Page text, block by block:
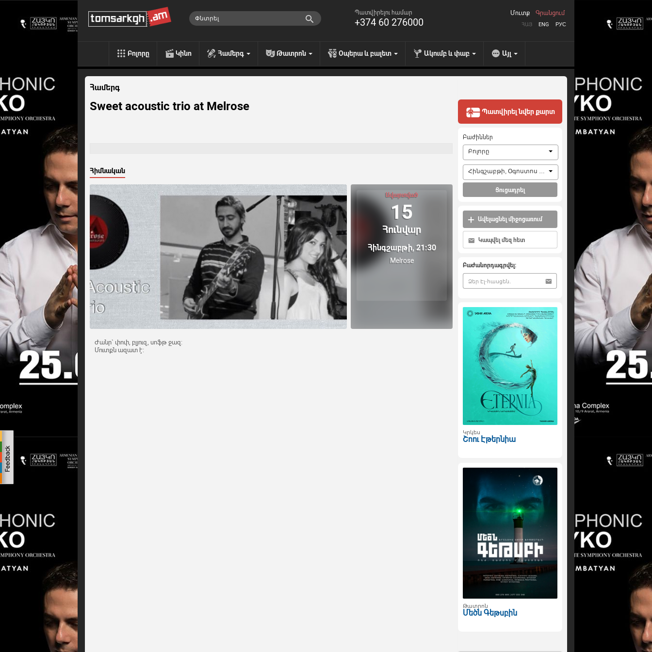
Պատվիրելու համար
+374 60 276000 ՀԱՅ ENG РУС
Մուտք Գրանցում
Բոլորը Կինո Համերգ Թատրոն Օպերա և բալետ Ակումբ և փաբ Այլ
Համերգ
Sweet acoustic trio at Melrose
Հիմնական
Ավարտված
15
Հունվար
Հինգշաբթի, 21:30
Melrose
Ժանր` փոփ, բլյուզ, սոֆթ ջազ:
Մուտքն ազատ է:
Պատվիրել նվեր քարտ
Բաժիններ
Բոլորը
Հինգշաբթի, Օգոստոս 6, 2026
Ցուցադրել
Ավելացնել միջոցառում
Կապվել մեզ հետ
Բաժանորդագրվել:
Կրկես
Շոու Էթերնիա
Թատրոն
Մեծն Գեթսբին